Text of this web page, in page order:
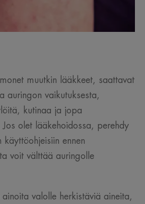
muutkin lääkkeet, saattavat
auringon vaikutuksesta,
kutinaa ja jopa
olet lääkehoidossa, perehdy
käyttöohjeisiin ennen
voit välttää auringolle
ainoita valolle herkistäviä aineita,